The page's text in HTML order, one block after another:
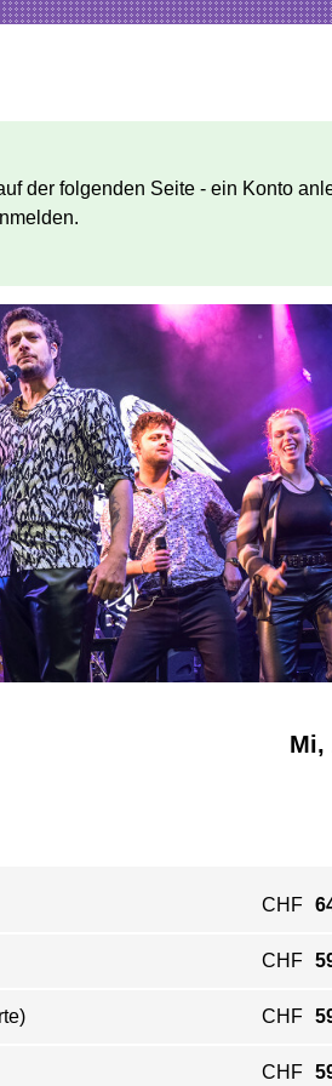
der folgenden Seite - ein Konto
Mi,
CHF
CHF
CHF
CHF